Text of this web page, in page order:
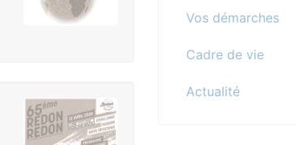
Vos démarches
Cadre de vie
Actualité